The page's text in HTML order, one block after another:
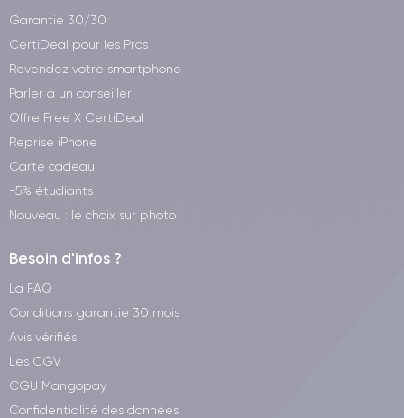
Garantie 30/30
CertiDeal pour les Pros
Revendez votre smartphone
Parler à un conseiller
Offre Free X CertiDeal
Reprise iPhone
Carte cadeau
-5% étudiants
Nouveau : le choix sur photo
Besoin d'infos ?
La FAQ
Conditions garantie 30 mois
Avis vérifiés
Les CGV
CGU Mangopay
Confidentialité des données